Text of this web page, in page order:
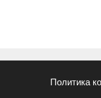
Политика